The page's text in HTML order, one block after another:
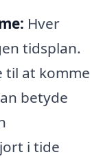
Hver
tidsplan.
at komme
betyde
i tide